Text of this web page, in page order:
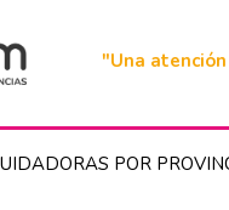
"Una
POR